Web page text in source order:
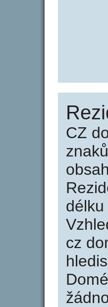
CZ
délku
cz